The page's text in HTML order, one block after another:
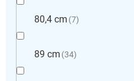
80,4 cm 7
89 cm 34